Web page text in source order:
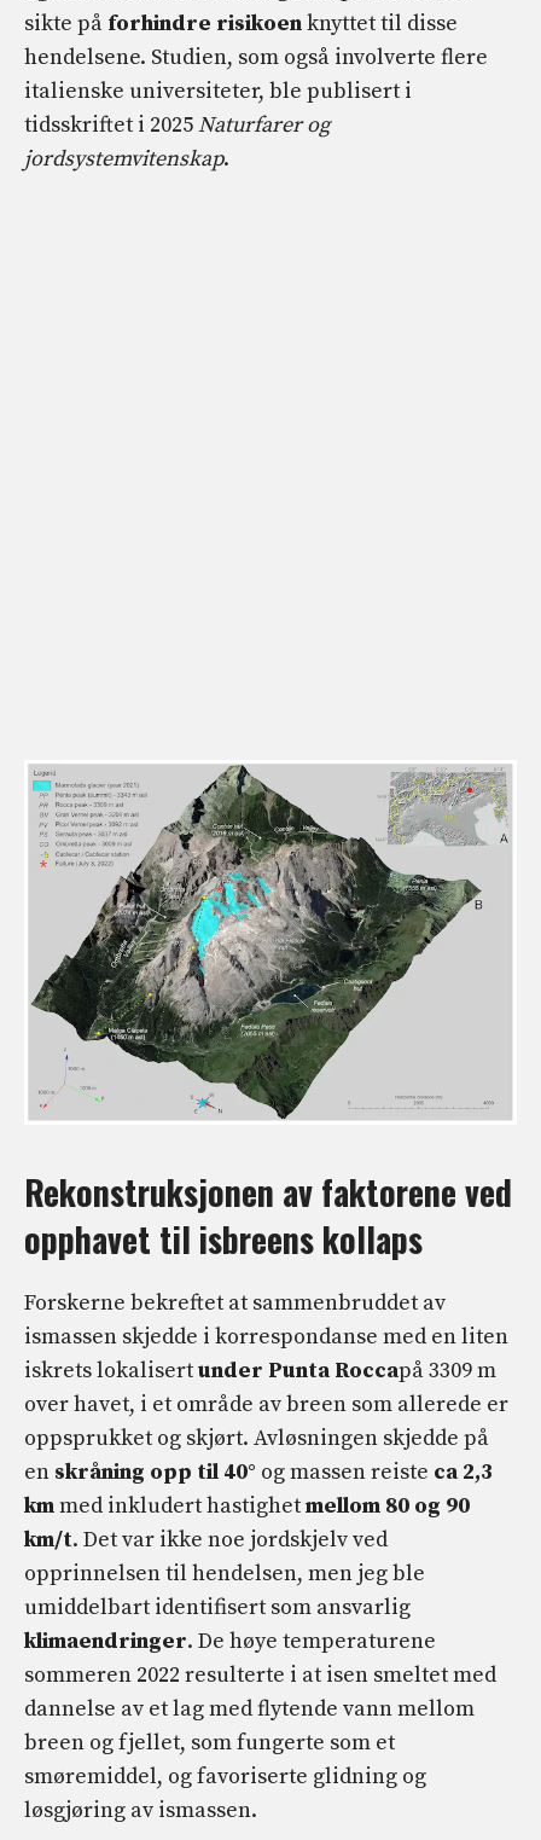
sikte på forhindre risikoenknyttet til disse
hendelsene. Studien, som også involverte flere
italienske universiteter, ble publisert i
tidsskriftet i 2025Naturfarer og
jordsystemvitenskap.
Rekonstruksjonen av faktorene ved
opphavet til isbreens kollaps
Forskerne bekreftet at sammenbruddet av
ismassen skjedde i korrespondanse med en liten
iskrets lokalisertunder Punta Roccapå 3309 m
over havet, i et område av breen som allerede er
oppsprukket og skjørt. Avløsningen skjedde på
en skråning opp til 40° og massen reiste ca 2,3
kmmed inkludert hastighetmellom 80 og 90
km/t. Det var ikke noe jordskjelv ved
opprinnelsen til hendelsen, men jeg ble
umiddelbart identifisert som ansvarlig
klimaendringer. De høye temperaturene
sommeren 2022 resulterte i at isen smeltet med
dannelse av et lag med flytende vann mellom
breen og fjellet, som fungerte som et
smøremiddel, og favoriserte glidning og
løsgjøring av ismassen.